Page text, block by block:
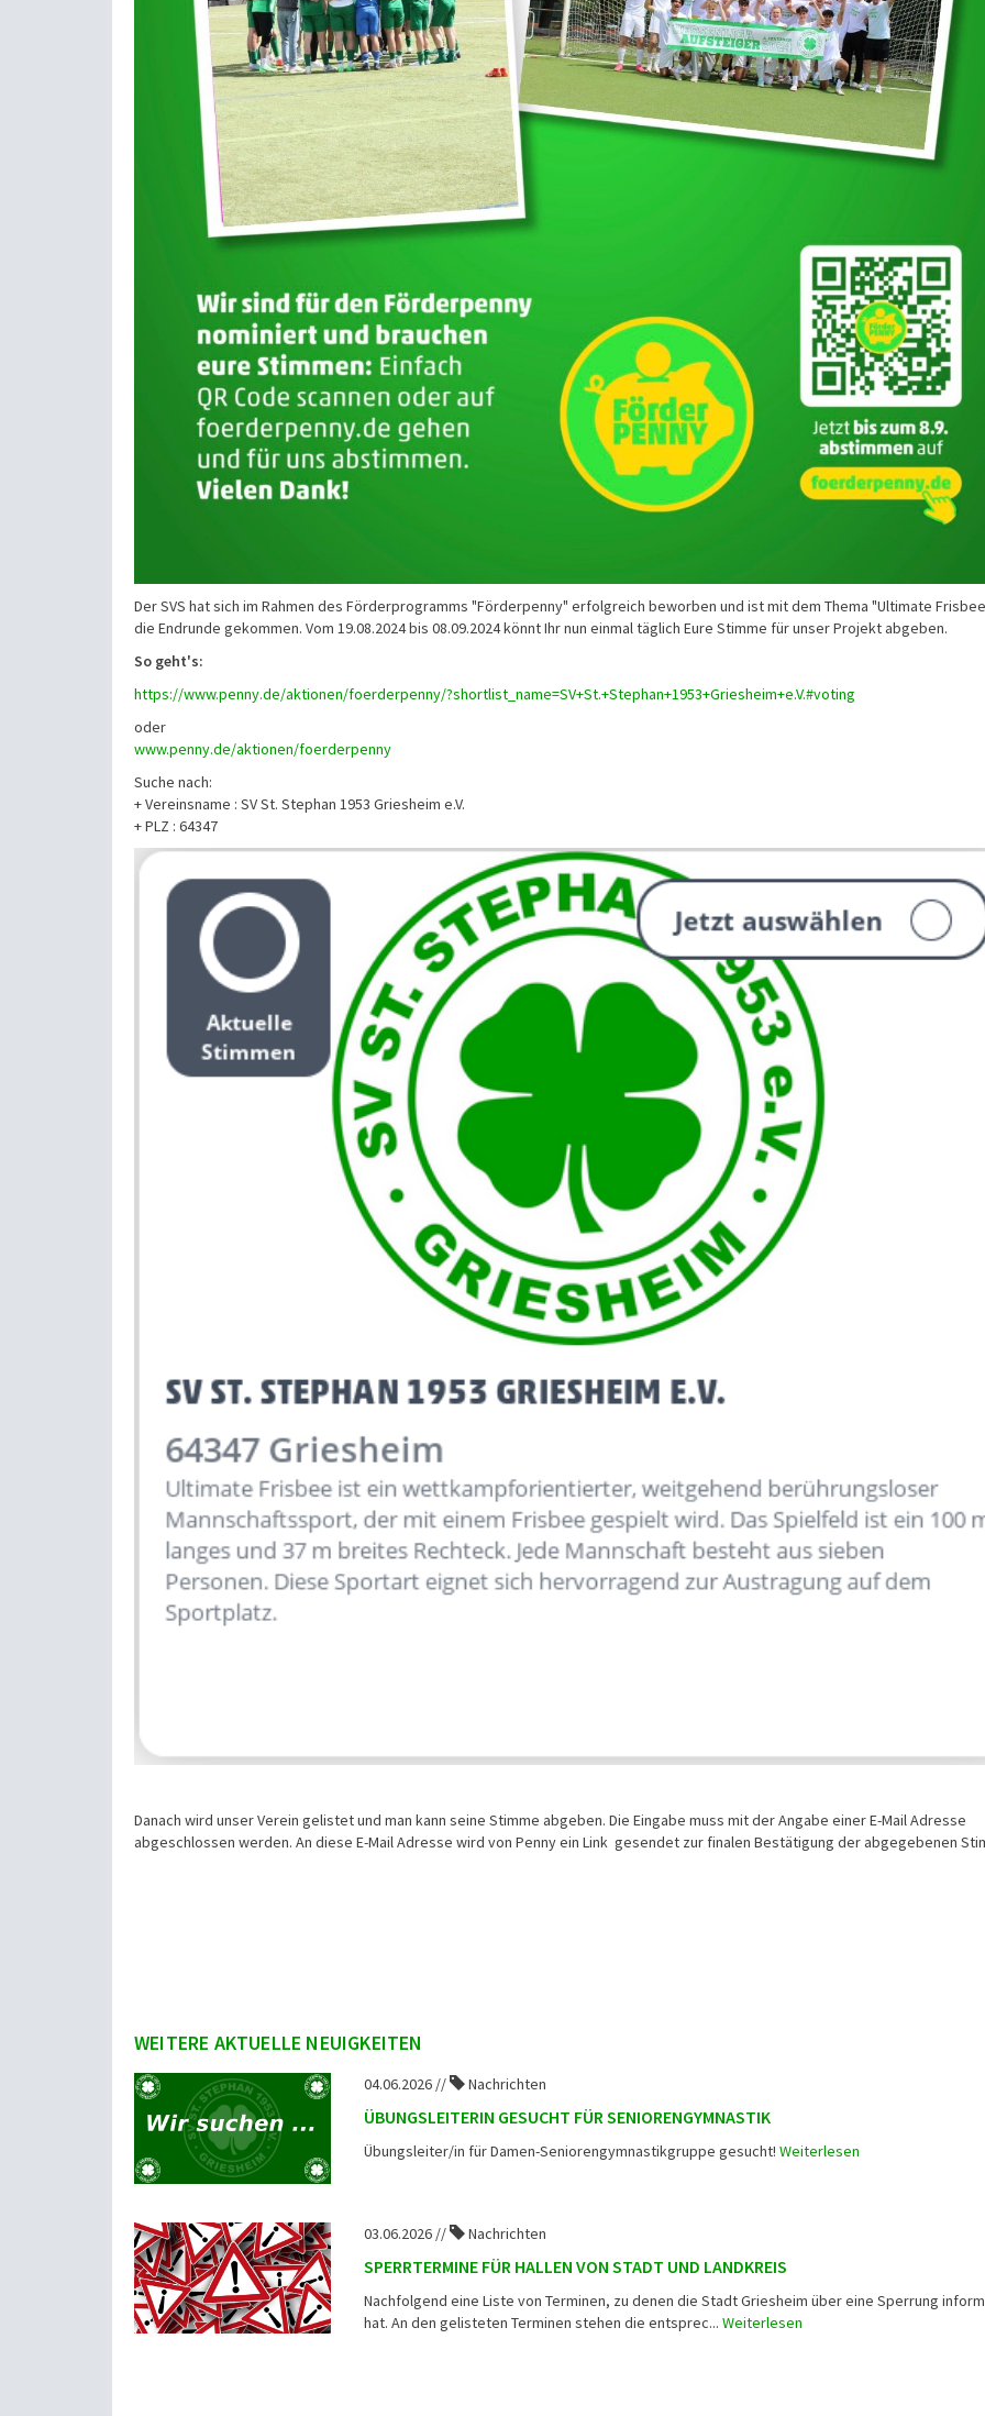
Der SVS hat sich im Rahmen des Förderprogramms "Förderpenny" erfolgreich beworben und ist mit dem Thema "Ultimate
die Endrunde gekommen. Vom 19.08.2024 bis 08.09.2024 könnt Ihr nun einmal täglich Eure Stimme für unser Projekt abgeben.
So geht's:
https://www.penny.de/aktionen/foerderpenny/?shortlist_name=SV+St.+Stephan+1953+Griesheim+e.V.#voting
oder
www.penny.de/aktionen/foerderpenny
Suche nach:
+ Vereinsname : SV St. Stephan 1953 Griesheim e.V.
+ PLZ : 64347
Danach wird unser Verein gelistet und man kann seine Stimme abgeben. Die Eingabe muss mit der Angabe einer E-Mail Adresse
abgeschlossen werden. An diese E-Mail Adresse wird von Penny ein Link gesendet zur finalen Bestätigung der abgegebenen
WEITERE AKTUELLE NEUIGKEITEN
04.06.2026 // Nachrichten
ÜBUNGSLEITERIN GESUCHT FÜR SENIORENGYMNASTIK
Übungsleiter/in für Damen-Seniorengymnastikgruppe gesucht!Weiterlesen
03.06.2026 // Nachrichten
SPERRTERMINE FÜR HALLEN VON STADT UND LANDKREIS
Nachfolgend eine Liste von Terminen, zu denen die Stadt Griesheim über eine Sperrung
hat. An den gelisteten Terminen stehen die entsprec...Weiterlesen